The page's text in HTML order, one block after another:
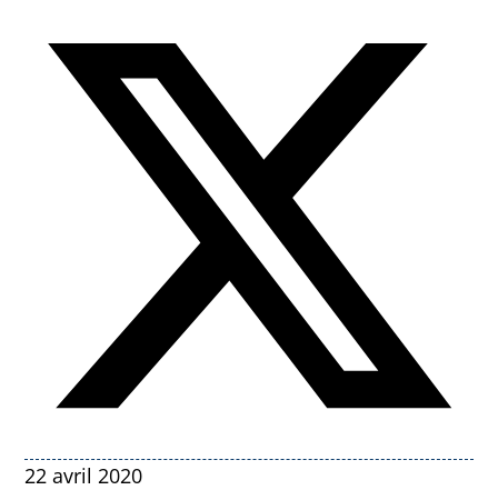
22 avril 2020